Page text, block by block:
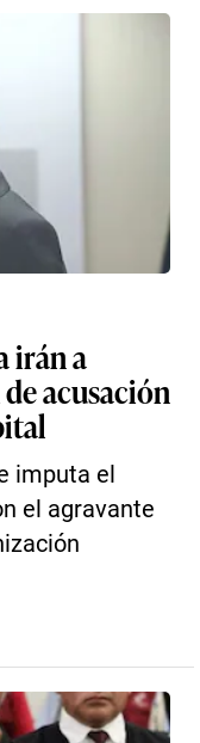
irán a
acusación
imputa el
el agravante